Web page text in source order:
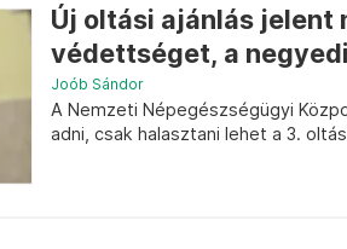
Új oltási ajánlás jelent
védettséget, a
Joób Sándor
A Nemzeti Népegészségügyi
adni, csak halasztani lehet a 3.